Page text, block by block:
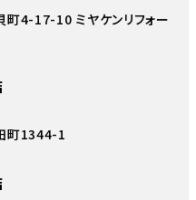
4-17-10 ミヤケンリフォー
町1344-1